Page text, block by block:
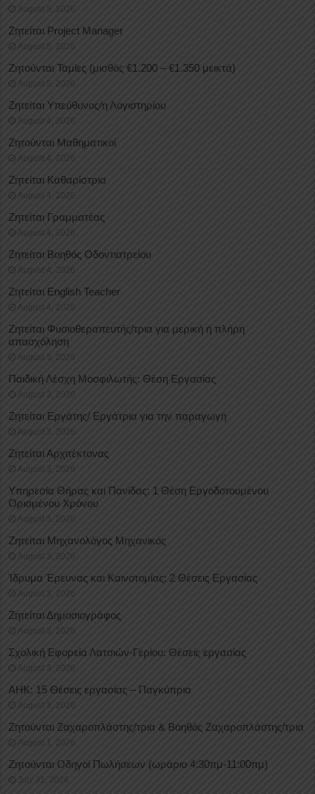
August 5, 2026
Ζητείται Project Manager
August 5, 2026
Ζητούνται Ταμίες (μισθός €1.200 – €1.350 μεικτά)
August 5, 2026
Ζητείται Υπεύθυνος/η Λογιστηρίου
August 4, 2026
Ζητούνται Μαθηματικοί
August 4, 2026
Ζητείται Καθαρίστρια
August 4, 2026
Ζητείται Γραμματέας
August 4, 2026
Ζητείται Βοηθός Οδοντιατρείου
August 4, 2026
Ζητείται English Teacher
August 4, 2026
Ζητείται Φυσιοθεραπευτής/τρια για μερική ή πλήρη
απασχόληση
August 3, 2026
Παιδική Λέσχη Μοσφιλωτής: Θέση Εργασίας
August 3, 2026
Ζητείται Εργάτης/ Εργάτρια για την παραγωγή
August 3, 2026
Ζητείται Αρχιτέκτονας
August 3, 2026
Υπηρεσία Θήρας και Πανίδας: 1 Θέση Eργοδοτουμένου
Oρισμένου Xρόνου
August 3, 2026
Ζητείται Μηχανολόγος Μηχανικός
August 3, 2026
Ίδρυμα Έρευνας και Καινοτομίας: 2 Θέσεις Εργασίας
August 3, 2026
Ζητείται Δημοσιογράφος
August 3, 2026
Σχολική Εφορεία Λατσιών-Γερίου: Θέσεις εργασίας
August 3, 2026
ΑΗΚ: 15 Θέσεις εργασίας – Παγκύπρια
August 3, 2026
Ζητούνται Ζαχαροπλάστης/τρια & Βοηθός Ζαχαροπλάστης/τρια
August 1, 2026
Ζητούνται Οδηγοί Πωλήσεων (ωράριο 4:30πμ-11:00πμ)
July 31, 2026